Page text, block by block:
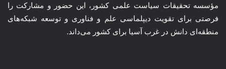
مؤسسه تحقیقات سیاست علمی کشور، این حضور و مشارکت را
فرصتی برای تقویت دیپلماسی علم و فناوری و توسعه شبکه‌های
منطقه‌ای دانش در غرب آسیا برای کشور می‌داند.